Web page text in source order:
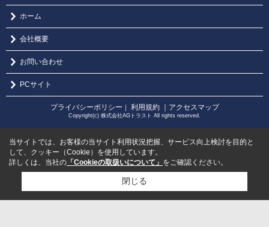
ホーム
会社概要
お問い合わせ
PCサイト
プライバシーポリシー ｜ 利用規約 ｜アクセスマップ
Copyright(c) 株式会社AGトラスト All rights reserved.
当サイトでは、お客様の当サイト利用状況把握、サービス向上検討を目的と
して、クッキー（Cookie）を使用しています。
詳しくは、当社の 「Cookieの取扱いについて」 をご確認ください。
閉じる